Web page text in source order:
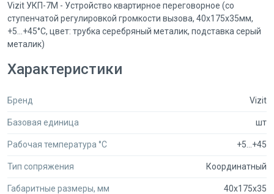
Vizit УКП-7M - Устройство квартирное переговорное (со
ступенчатой регулировкой громкости вызова, 40x175x35мм,
+5...+45°C, цвет: трубка серебряный металик, подставка серый
металик)
Характеристики
Бренд Vizit
Базовая единица шт
Рабочая температура °C +5...+45
Тип сопряжения Координатный
Габаритные размеры, мм 40x175x35